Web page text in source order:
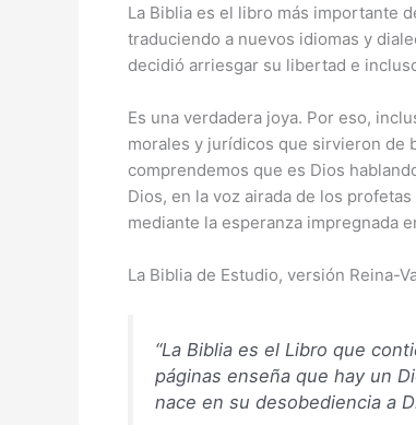
La Biblia es el libro más importante
traduciendo a nuevos idiomas y
decidió arriesgar su libertad e
Es una verdadera joya. Por eso,
morales y jurídicos que sirvieron de
comprendemos que es Dios
Dios, en la voz airada de los
mediante la esperanza impregnada
La Biblia de Estudio, versión Reina-
“La Biblia es el Libro que
páginas enseña que hay un
nace en su desobediencia a